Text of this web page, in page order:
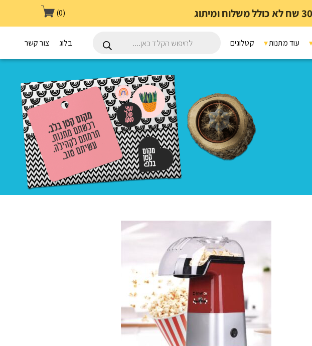
(0)
עוד מתנות קטלוגים בלוג צור קשר